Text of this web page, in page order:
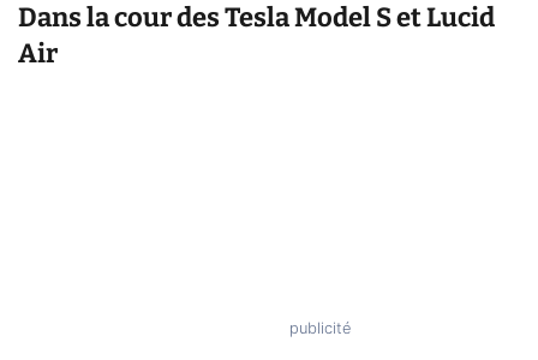
Dans la cour des Tesla Model S et Lucid
Air